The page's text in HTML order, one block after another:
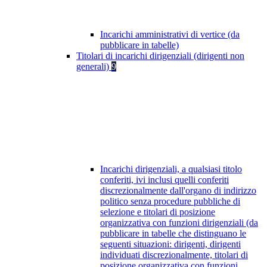
Incarichi amministrativi di vertice (da
pubblicare in tabelle)
Titolari di incarichi dirigenziali (dirigenti non
generali) 9
Incarichi dirigenziali, a qualsiasi titolo
conferiti, ivi inclusi quelli conferiti
discrezionalmente dall'organo di indirizzo
politico senza procedure pubbliche di
selezione e titolari di posizione
organizzativa con funzioni dirigenziali (da
pubblicare in tabelle che distinguano le
seguenti situazioni: dirigenti, dirigenti
individuati discrezionalmente, titolari di